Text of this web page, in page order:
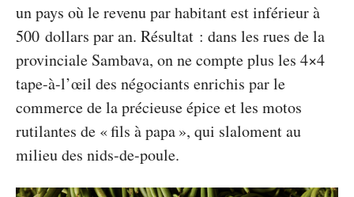
un pays où le revenu par habitant est inférieur à
500 dollars par an. Résultat : dans les rues de la
provinciale Sambava, on ne compte plus les 4×4
tape-à-l’œil des négociants enrichis par le
commerce de la précieuse épice et les motos
rutilantes de « fils à papa », qui slaloment au
milieu des nids-de-poule.